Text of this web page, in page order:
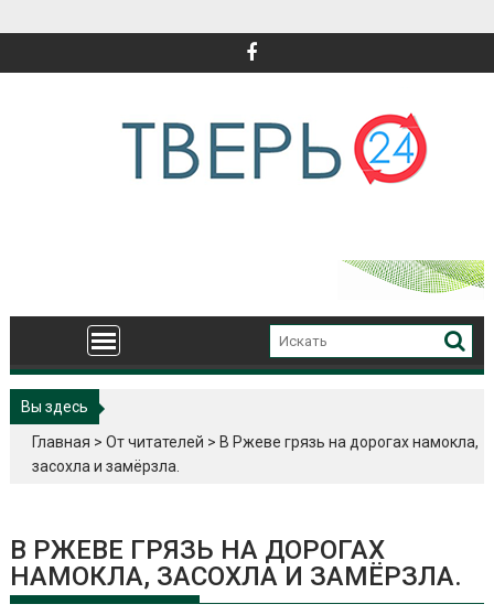
Вы здесь
Главная >От читателей > В Ржеве грязь на дорогах намокла,
засохла и замёрзла.
В РЖЕВЕ ГРЯЗЬ НА ДОРОГАХ
НАМОКЛА, ЗАСОХЛА И ЗАМЁРЗЛА.